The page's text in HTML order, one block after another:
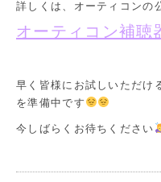
詳しくは、オーティコンの
オーティコン補聴
早く皆様にお試しいただけ
を準備中です
今しばらくお待ちください